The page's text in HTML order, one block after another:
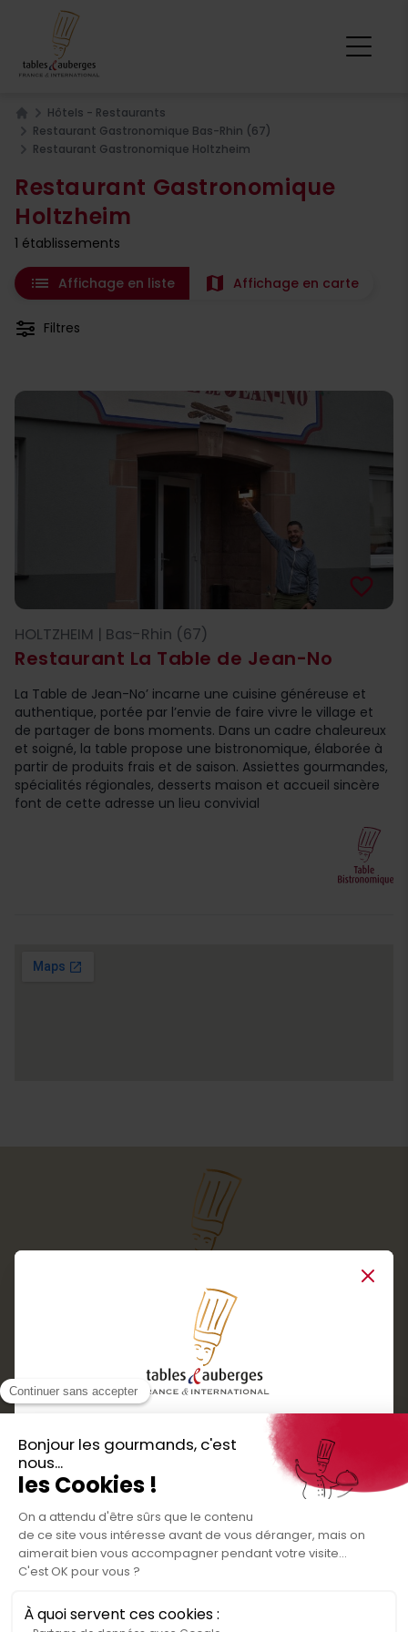
Home
Hôtels - Restaurants
Restaurant Gastronomique Bas-Rhin (67)
Restaurant Gastronomique Holtzheim
Restaurant Gastronomique
Holtzheim
1 établissements
list Affichage en liste map Affichage en carte
Filtres
Restaurant La Table de Jean-No
favorite_border
HOLTZHEIM | Bas-Rhin (67)
La Table de Jean-No’ incarne une cuisine généreuse et
authentique, portée par l’envie de faire vivre le village et
de partager de bons moments. Dans un cadre chaleureux
et soigné, la table propose une bistronomique, élaborée à
partir de produits frais et de saison. Assiettes gourmandes,
spécialités régionales, desserts maison et accueil sincère
font de cette adresse un lieu convivial
Services
Routes gourmandes
Partenaires
Presse
Créer votre espace personnel
Informations légales
Politique de confidentialité des données
Close
Téléchargez
l'application gratuite !
Nos bons plans et découvertes
gourmandes à vivre en famille et entre
amis